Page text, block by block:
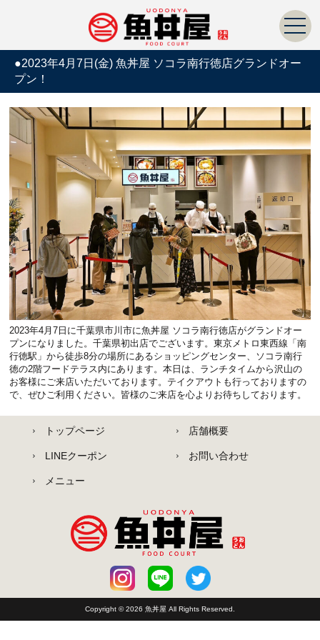
●2023年4月7日(金) 魚丼屋 ソコラ南行徳店グランドオー
プン！
2023年4月7日に千葉県市川市に魚丼屋 ソコラ南行徳店がグランドオー
プンになりました。千葉県初出店でございます。東京メトロ東西線「南
行徳駅」から徒歩8分の場所にあるショッピングセンター、ソコラ南行
徳の2階フードテラス内にあります。本日は、ランチタイムから沢山の
お客様にご来店いただいております。テイクアウトも行っておりますの
で、ぜひご利用ください。皆様のご来店を心よりお待ちしております。
トップページ 店舗概要
LINEクーポン お問い合わせ
メニュー
Copyright © 2026 魚丼屋 All Rights Reserved.